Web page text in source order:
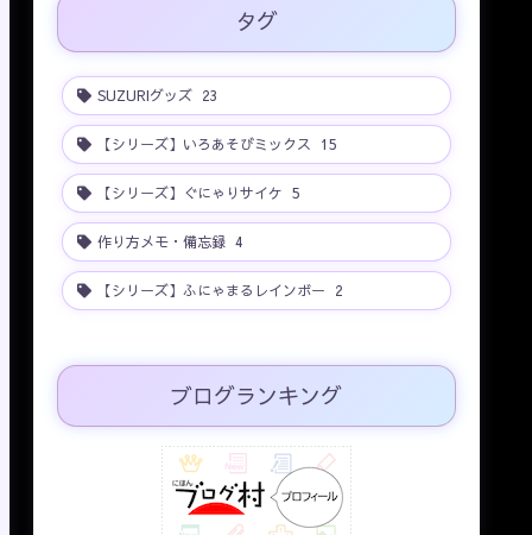
タグ
SUZURIグッズ 23
【シリーズ】いろあそびミックス 15
【シリーズ】ぐにゃりサイケ 5
作り方メモ・備忘録 4
【シリーズ】ふにゃまるレインボー 2
ブログランキング